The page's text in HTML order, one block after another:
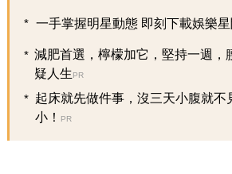
一手掌握明星動態 即刻下載娛樂
減肥首選，檸檬加它，堅持一週，
疑人生 PR
起床就先做件事，沒三天小腹就不
小！
PR